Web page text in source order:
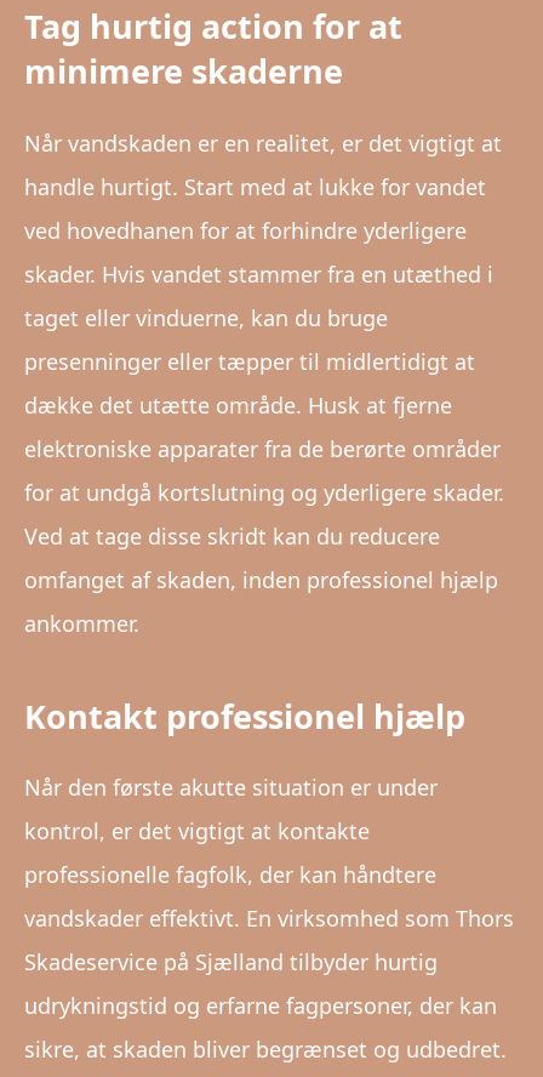
Tag hurtig action for at
minimere skaderne
Når vandskaden er en realitet, er det vigtigt at
handle hurtigt. Start med at lukke for vandet
ved hovedhanen for at forhindre yderligere
skader. Hvis vandet stammer fra en utæthed i
taget eller vinduerne, kan du bruge
presenninger eller tæpper til midlertidigt at
dække det utætte område. Husk at fjerne
elektroniske apparater fra de berørte områder
for at undgå kortslutning og yderligere skader.
Ved at tage disse skridt kan du reducere
omfanget af skaden, inden professionel hjælp
ankommer.
Kontakt professionel hjælp
Når den første akutte situation er under
kontrol, er det vigtigt at kontakte
professionelle fagfolk, der kan håndtere
vandskader effektivt. En virksomhed som Thors
Skadeservice på Sjælland tilbyder hurtig
udrykningstid og erfarne fagpersoner, der kan
sikre, at skaden bliver begrænset og udbedret.